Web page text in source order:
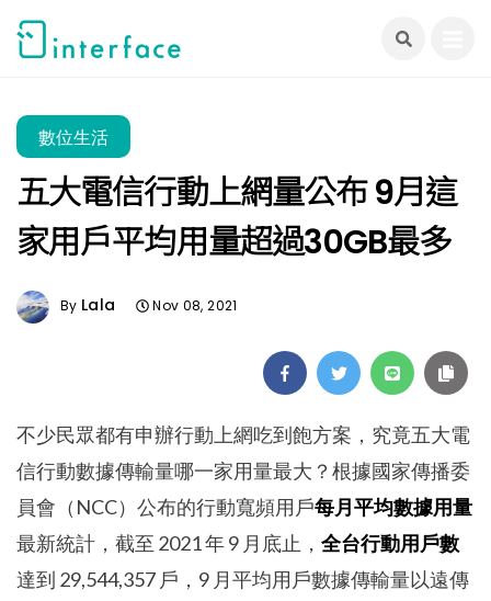
數位生活
五大電信行動上網量公布 9月這
家用戶平均用量超過30GB最多
By Lala Nov 08, 2021
不少民眾都有申辦行動上網吃到飽方案，究竟五大電
信行動數據傳輸量哪一家用量最大？根據國家傳播委
員會（NCC）公布的行動寬頻用戶每月平均數據用量
最新統計，截至 2021 年 9 月底止， 全台行動用戶數
達到 29,544,357 戶，9 月平均用戶數據傳輸量以遠傳